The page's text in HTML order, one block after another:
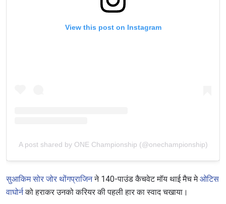
View this post on Instagram
A post shared by ONE Championship (@onechampionship)
सुआकिम सोर जोर थोंगप्राजिनने 140-पाउंड कैचवेट मॉय थाई मैच मेओटिस
वाघोर्नको हराकर उनको करियर की पहली हार का स्वाद चखाया।